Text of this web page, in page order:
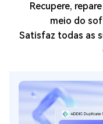
Recupere,
meio do
Satisfaz todas as